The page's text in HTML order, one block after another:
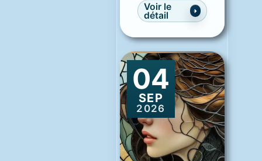
Voir le
détail
04
SEP
2026